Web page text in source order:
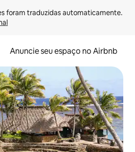
Anuncie seu espaço no Airbnb